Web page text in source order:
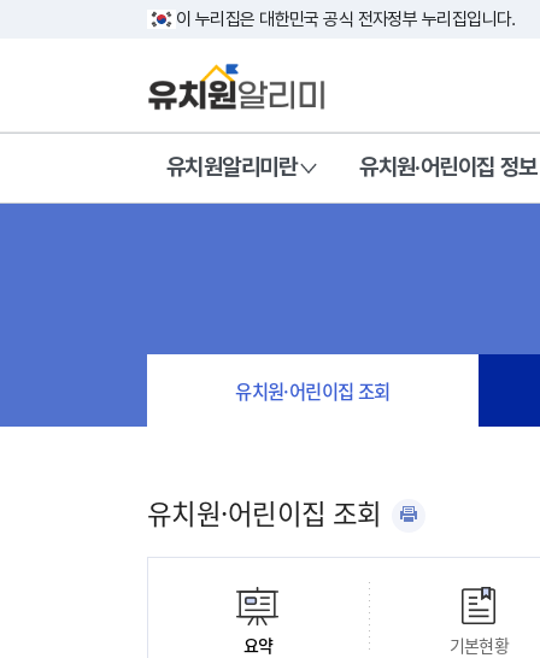
이 누리집은 대한민국 공식 전자정부 누리집입니다.
유치원알리미란 유치원·어린이집 정보
유치원·어린이집 조회
유치원·어린이집 조회
요약 기본현황